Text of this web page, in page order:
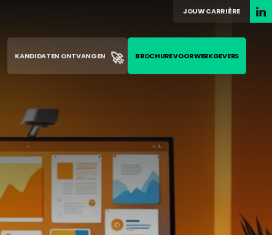
JOUW CARRIÈRE
KANDIDATEN ONTVANGEN 🚀 BROCHURE VOOR WERKGEVERS